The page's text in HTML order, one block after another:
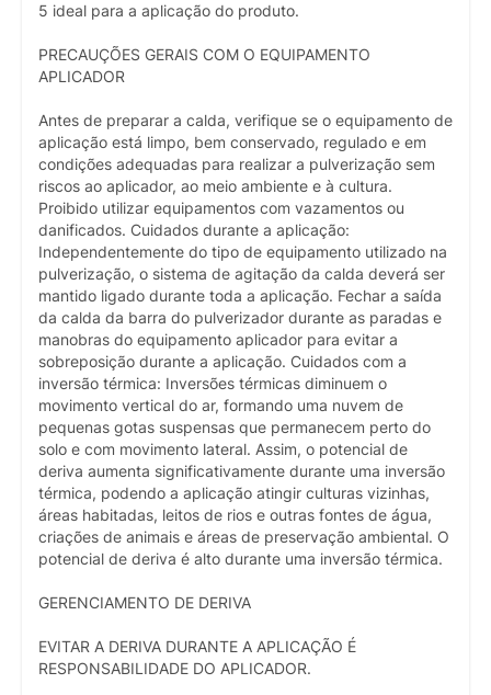
5 ideal para a aplicação do produto.
PRECAUÇÕES GERAIS COM O EQUIPAMENTO
APLICADOR
Antes de preparar a calda, verifique se o equipamento de
aplicação está limpo, bem conservado, regulado e em
condições adequadas para realizar a pulverização sem
riscos ao aplicador, ao meio ambiente e à cultura.
Proibido utilizar equipamentos com vazamentos ou
danificados. Cuidados durante a aplicação:
Independentemente do tipo de equipamento utilizado na
pulverização, o sistema de agitação da calda deverá ser
mantido ligado durante toda a aplicação. Fechar a saída
da calda da barra do pulverizador durante as paradas e
manobras do equipamento aplicador para evitar a
sobreposição durante a aplicação. Cuidados com a
inversão térmica: Inversões térmicas diminuem o
movimento vertical do ar, formando uma nuvem de
pequenas gotas suspensas que permanecem perto do
solo e com movimento lateral. Assim, o potencial de
deriva aumenta significativamente durante uma inversão
térmica, podendo a aplicação atingir culturas vizinhas,
áreas habitadas, leitos de rios e outras fontes de água,
criações de animais e áreas de preservação ambiental. O
potencial de deriva é alto durante uma inversão térmica.
GERENCIAMENTO DE DERIVA
EVITAR A DERIVA DURANTE A APLICAÇÃO É
RESPONSABILIDADE DO APLICADOR.